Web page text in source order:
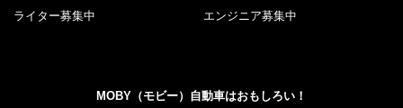
ライター募集中 エンジニア募集中
MOBY（モビー）自動車はおもしろい！